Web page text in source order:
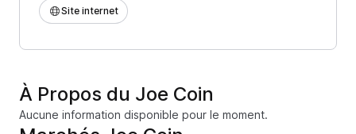
Site internet
À Propos du Joe Coin
Aucune information disponible pour le moment.